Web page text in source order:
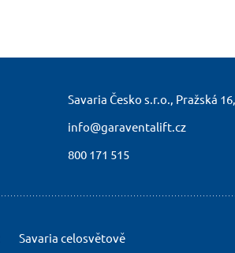
Savaria Česko s.r.o., Pražská 16,
info@garaventalift.cz
800 171 515
Savaria celosvětově